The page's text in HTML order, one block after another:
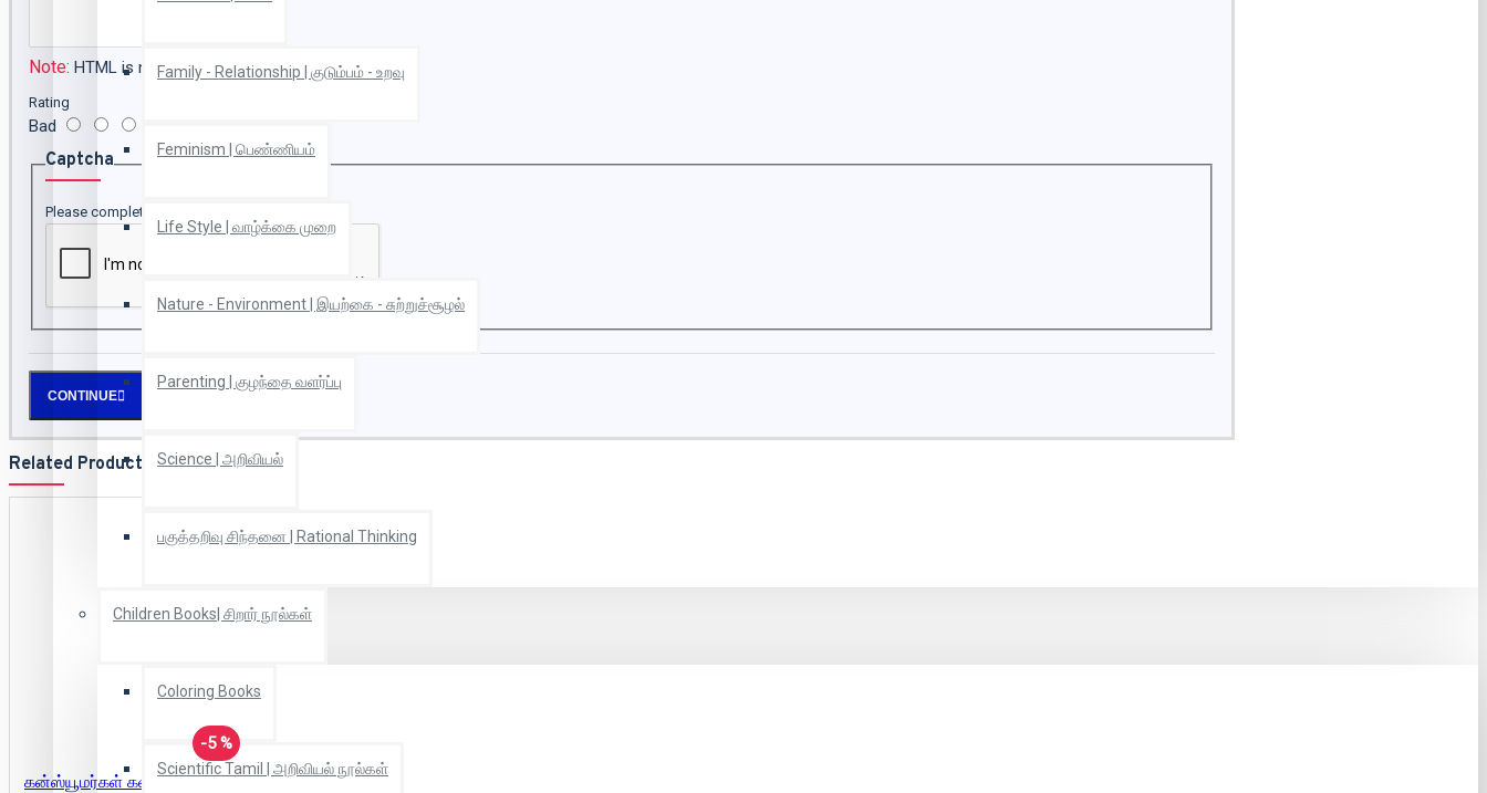
Family - Relationship | குடும்பம் - உறவு
Feminism | பெண்ணியம்
Life Style | வாழ்க்கை முறை
Nature - Environment | இயற்கை - சுற்றுச்சூழல்
Parenting | குழந்தை வளர்ப்பு
Science | அறிவியல்
பகுத்தறிவு சிந்தனை | Rational Thinking
Children Books| சிறார் நூல்கள்
Coloring Books
Scientific Tamil | அறிவியல் நூல்கள்
Note: HTML is not translated!
Rating
Bad
Captcha
Please complete the captcha validation below
CONTINUE
Related Products
-5 %
கன்ஸ்யூமர்கள் கவனிக்கவும்